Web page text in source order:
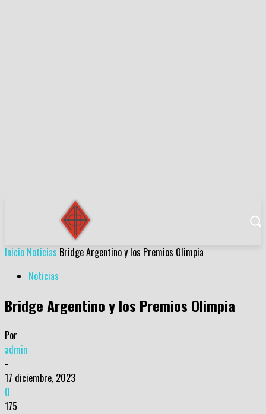
Inicio Noticias Bridge Argentino y los Premios Olimpia
Noticias
Bridge Argentino y los Premios Olimpia
Por
admin
-
17 diciembre, 2023
0
175